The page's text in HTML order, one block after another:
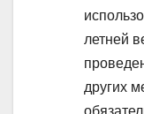
летней
других